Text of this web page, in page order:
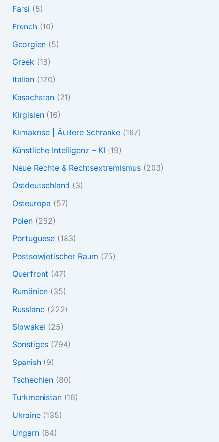
Farsi (5)
French(16)
Georgien(5)
Greek (18)
Italian(120)
Kasachstan(21)
Kirgisien(16)
Klimakrise | Äußere Schranke(167)
Künstliche Intelligenz – KI (19)
Neue Rechte & Rechtsextremismus(203)
Ostdeutschland (3)
Osteuropa (57)
Polen(262)
Portuguese(183)
Postsowjetischer Raum (75)
Querfront (47)
Rumänien(35)
Russland (222)
Slowakei (25)
Sonstiges(794)
Spanish(9)
Tschechien(80)
Turkmenistan(16)
Ukraine(135)
Ungarn(64)